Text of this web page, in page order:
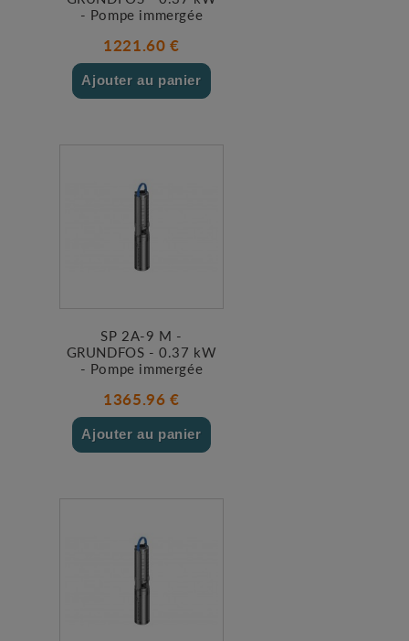
- Pompe immergée
1221.60 €
Ajouter au panier
SP 2A-9 M -
GRUNDFOS - 0.37 kW
- Pompe immergée
1365.96 €
Ajouter au panier